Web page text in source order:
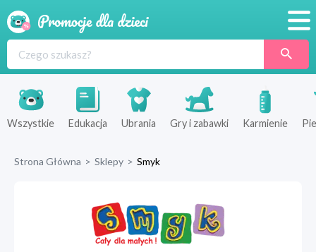
Produkty
Sklepy
Wszystkie Edukacja Ubrania Gry i zabawki Karmienie
Strona Główna > Sklepy > Smyk